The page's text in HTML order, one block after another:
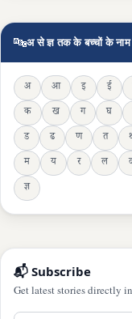
🔤अ से ज्ञ तक के बच्चों के नाम
अ आ इ ई
क
ख ग घ
ड
ढ ण त
म
य र ल
ज्ञ
📬 Subscribe
Get latest stories directly